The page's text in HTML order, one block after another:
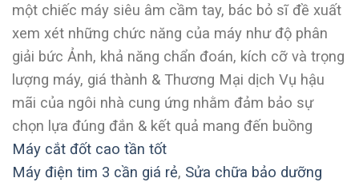
một chiếc máy siêu âm cầm tay, bác bỏ sĩ đề xuất
xem xét những chức năng của máy như độ phân
giải bức Ảnh, khả năng chẩn đoán, kích cỡ và trọng
lượng máy, giá thành & Thương Mại dịch Vụ hậu
mãi của ngôi nhà cung ứng nhằm đảm bảo sự
chọn lựa đúng đắn & kết quả mang đến buồng
Máy cắt đốt cao tần tốt
Máy điện tim 3 cần giá rẻ, Sửa chữa bảo dưỡng